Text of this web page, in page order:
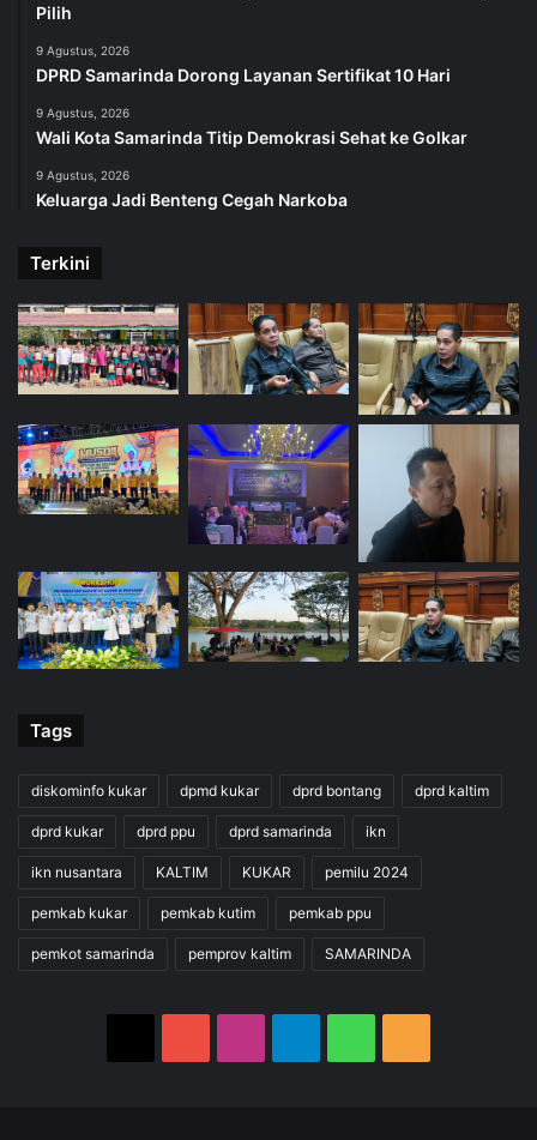
Pilih
9 Agustus, 2026
DPRD Samarinda Dorong Layanan Sertifikat 10 Hari
9 Agustus, 2026
Wali Kota Samarinda Titip Demokrasi Sehat ke Golkar
9 Agustus, 2026
Keluarga Jadi Benteng Cegah Narkoba
Terkini
Tags
diskominfo kukar dpmd kukar dprd bontang dprd kaltim
dprd kukar dprd ppu dprd samarinda ikn
ikn nusantara KALTIM KUKAR pemilu 2024
pemkab kukar pemkab kutim pemkab ppu
pemkot samarinda pemprov kaltim SAMARINDA